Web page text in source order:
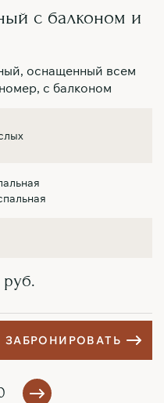
с балконом и
оснащенный всем
с балконом
руб.
ЗАБРО НИ РОВАТ Ь